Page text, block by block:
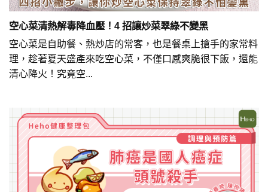
空心菜清熱解毒降血壓！4 招讓炒菜翠綠不變黑
空心菜是自助餐、熱炒店的常客，也是餐桌上搶手的家常料
理，趁著夏天盛產來吃空心菜，不僅口感爽脆很下飯，還能
清心降火！究竟空...